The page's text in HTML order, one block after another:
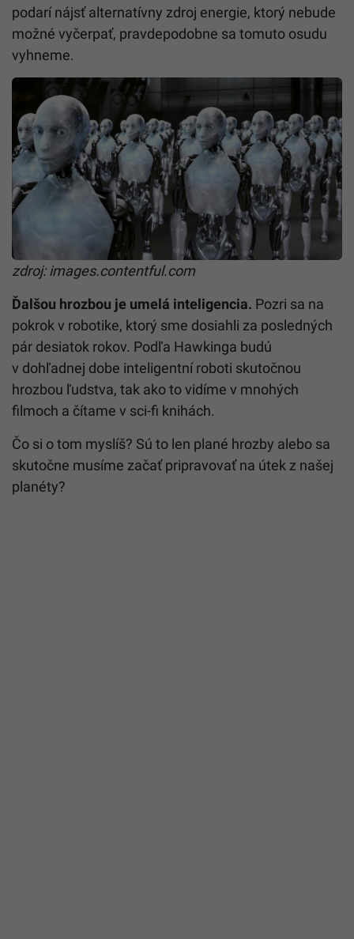
podarí nájsť alternatívny zdroj energie, ktorý nebude
možné vyčerpať, pravdepodobne sa tomuto osudu
vyhneme.
zdroj: images.contentful.com
Ďalšou hrozbou je umelá inteligencia. Pozri sa na
pokrok v robotike, ktorý sme dosiahli za posledných
pár desiatok rokov. Podľa Hawkinga budú
v dohľadnej dobe inteligentní roboti skutočnou
hrozbou ľudstva, tak ako to vidíme v mnohých
filmoch a čítame v sci-fi knihách.
Čo si o tom myslíš? Sú to len plané hrozby alebo sa
skutočne musíme začať pripravovať na útek z našej
planéty?